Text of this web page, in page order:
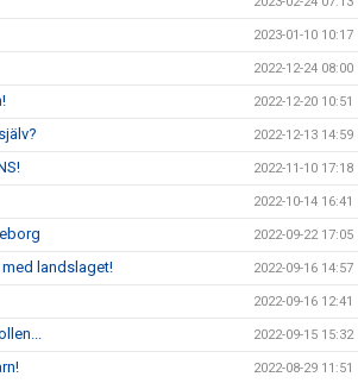
2023-01-10 10:17
2022-12-24 08:00
2022-12-20 10:51
2022-12-13 14:59
2022-11-10 17:18
2022-10-14 16:41
2022-09-22 17:05
med landslaget! 2022-09-16 14:57
2022-09-16 12:41
2022-09-15 15:32
2022-08-29 11:51